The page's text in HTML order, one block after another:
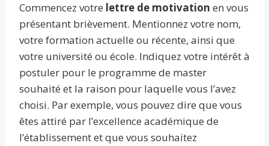
Commencez votre lettre de motivation en vous
présentant brièvement. Mentionnez votre nom,
votre formation actuelle ou récente, ainsi que
votre université ou école. Indiquez votre intérêt à
postuler pour le programme de master
souhaité et la raison pour laquelle vous l’avez
choisi. Par exemple, vous pouvez dire que vous
êtes attiré par l’excellence académique de
l’établissement et que vous souhaitez